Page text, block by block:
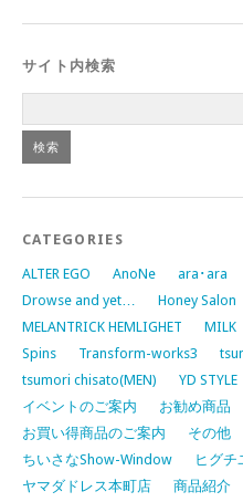
サイト内検索
CATEGORIES
ALTER EGO AnoNe ara･ara
Drowse and yet…
Honey Salon
MELANTRICK HEMLIGHET
MILK
Spins
Transform-works3
tsumori chisato(MEN)
YD STYLE
イベントのご案内
お勧め商品
お買い得商品のご案内
その他
ちいさなShow-Window
ヒグチ
ヤマダドレス本町店
商品紹介